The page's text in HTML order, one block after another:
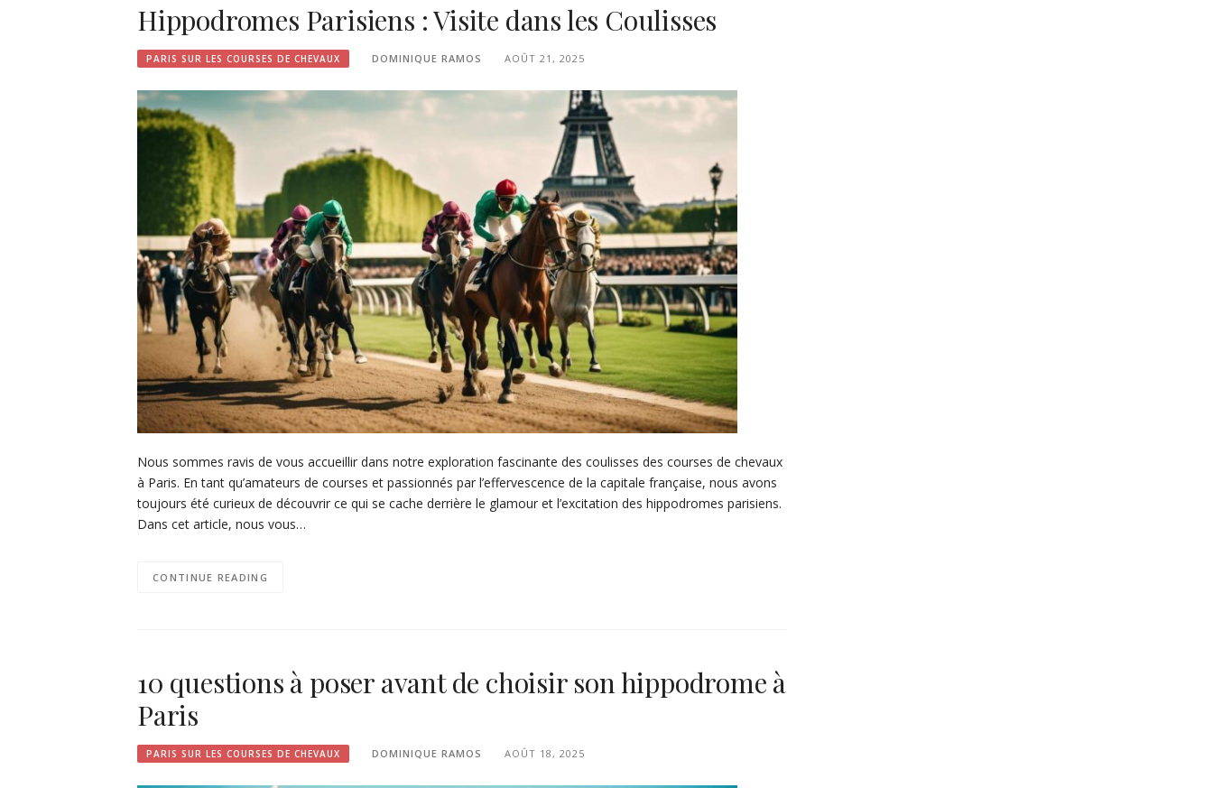
Hippodromes Parisiens : Visite dans les Coulisses
PARIS SUR LES COURSES DE CHEVAUX DOMINIQUE RAMOS AOÛT 21, 2025
Nous sommes ravis de vous accueillir dans notre exploration fascinante des coulisses des courses de chevaux
à Paris. En tant qu’amateurs de courses et passionnés par l’effervescence de la capitale française, nous avons
toujours été curieux de découvrir ce qui se cache derrière le glamour et l’excitation des hippodromes parisiens.
Dans cet article, nous vous…
CONTINUE READING
10 questions à poser avant de choisir son hippodrome à
Paris
PARIS SUR LES COURSES DE CHEVAUX DOMINIQUE RAMOS AOÛT 18, 2025